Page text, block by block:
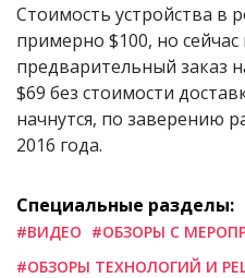
Стоимость устройства в
примерно $100, но
предварительный заказ
$69 без стоимости
начнутся, по заверению
2016 года.
Специальные разделы:
#ВИДЕО #ОБЗОРЫ С
#ОБЗОРЫ ТЕХНОЛОГИЙ И